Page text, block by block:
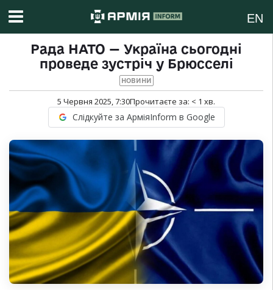
EN
Рада НАТО — Україна сьогодні
проведе зустріч у Брюсселі
НОВИНИ
5 Червня 2025, 7:30Прочитаєте за: < 1 хв.
Слідкуйте за АрміяInform в Google